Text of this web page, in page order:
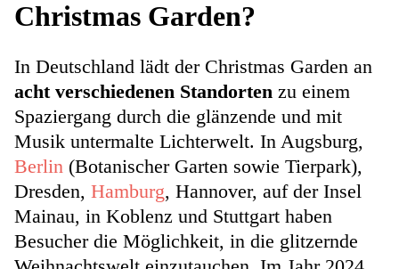
Christmas Garden?
In Deutschland lädt der Christmas Garden an
acht verschiedenen Standorten zu einem
Spaziergang durch die glänzende und mit
Musik untermalte Lichterwelt. In Augsburg,
Berlin (Botanischer Garten sowie Tierpark),
Dresden, Hamburg, Hannover, auf der Insel
Mainau, in Koblenz und Stuttgart haben
Besucher die Möglichkeit, in die glitzernde